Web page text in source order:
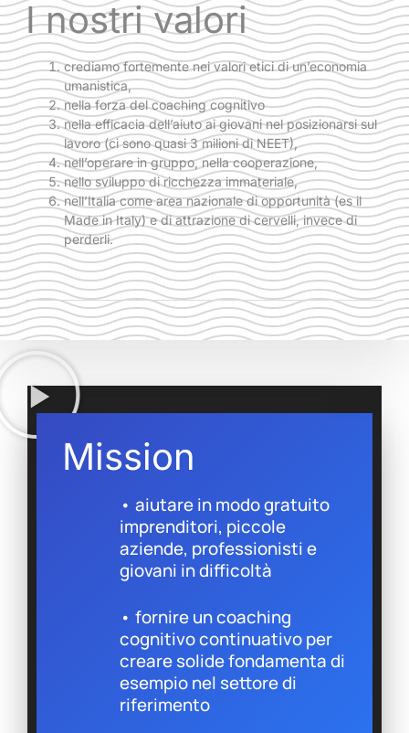
I nostri valori
crediamo fortemente nei valori etici di un’economia
umanistica,
nella forza del coaching cognitivo
nella efficacia dell’aiuto ai giovani nel posizionarsi sul
lavoro (ci sono quasi 3 milioni di NEET),
nell’operare in gruppo, nella cooperazione,
nello sviluppo di ricchezza immateriale,
nell’Italia come area nazionale di opportunità (es il
Made in Italy) e di attrazione di cervelli, invece di
perderli.
Mission
• aiutare in modo gratuito
imprenditori, piccole
aziende, professionisti e
giovani in difficoltà
• fornire un coaching
cognitivo continuativo per
creare solide fondamenta di
esempio nel settore di
riferimento